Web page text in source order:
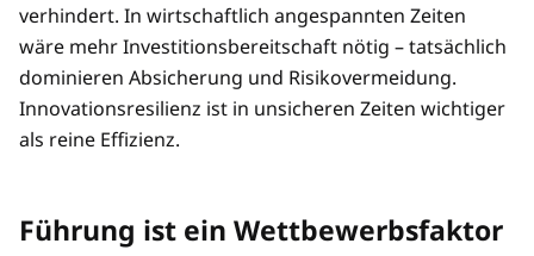
verhindert. In wirtschaftlich angespannten Zeiten
wäre mehr Investitionsbereitschaft nötig – tatsächlich
dominieren Absicherung und Risikovermeidung.
Innovationsresilienz ist in unsicheren Zeiten wichtiger
als reine Effizienz.
Führung ist ein Wettbewerbsfaktor